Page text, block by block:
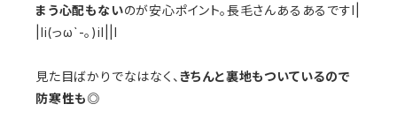
まう心配もないのが安心ポイント。長毛さんあるあるですl|
|li(っω`-｡)il||l
見た目ばかりでなはなく、 きちんと裏地もついているので
防寒性も◎